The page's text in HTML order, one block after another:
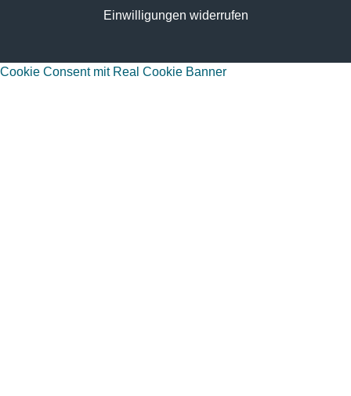
Einwilligungen widerrufen
Cookie Consent mit Real Cookie Banner